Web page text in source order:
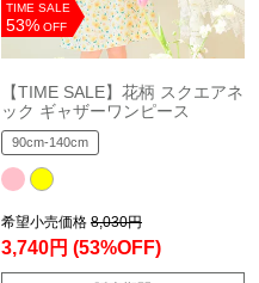
TIME SALE
53% OFF
【TIME SALE】花柄 スクエアネ
ック ギャザーワンピース
90cm-140cm
希望小売価格 8,030円
3,740円 (53%OFF)